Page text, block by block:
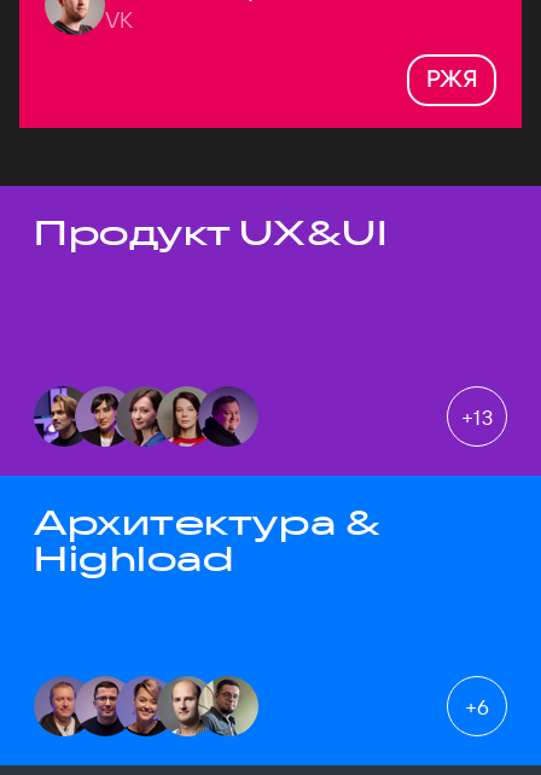
VK
РЖЯ
Темы докладов
Продукт UX&UI
+13
Архитектура &
Highload
+6